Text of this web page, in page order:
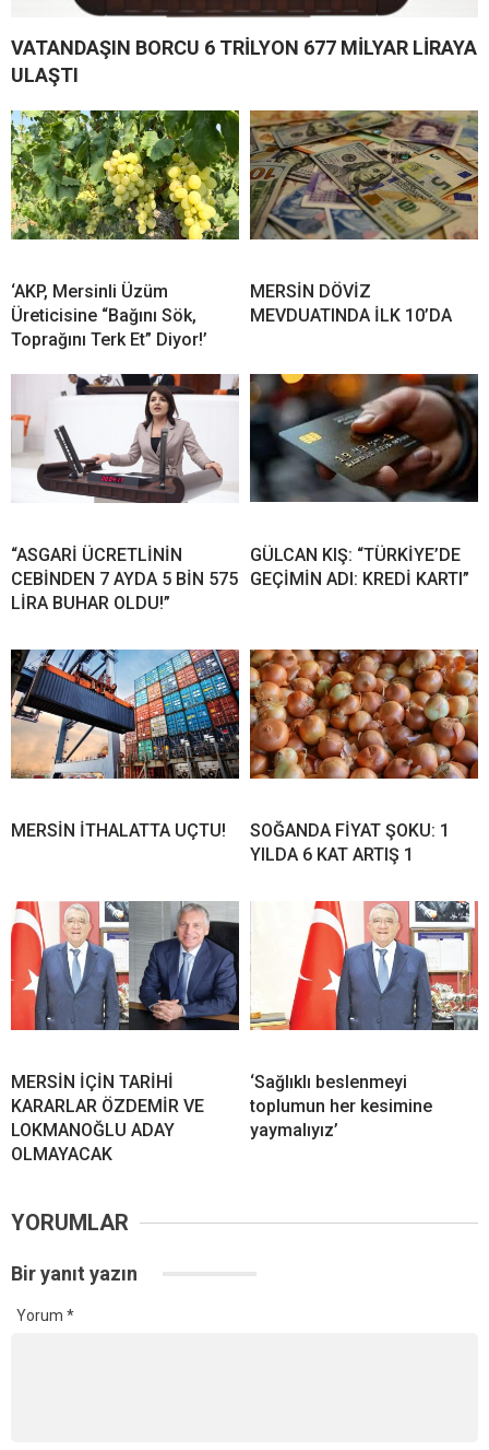
VATANDAŞIN BORCU 6 TRİLYON 677 MİLYAR LİRAYA
ULAŞTI
‘AKP, Mersinli Üzüm
Üreticisine “Bağını Sök,
Toprağını Terk Et” Diyor!’
MERSİN DÖVİZ
MEVDUATINDA İLK 10’DA
“ASGARİ ÜCRETLİNİN
CEBİNDEN 7 AYDA 5 BİN 575
LİRA BUHAR OLDU!”
GÜLCAN KIŞ: “TÜRKİYE’DE
GEÇİMİN ADI: KREDİ KARTI”
MERSİN İTHALATTA UÇTU!
SOĞANDA FİYAT ŞOKU: 1
YILDA 6 KAT ARTIŞ 1
MERSİN İÇİN TARİHİ
KARARLAR ÖZDEMİR VE
LOKMANOĞLU ADAY
OLMAYACAK
‘Sağlıklı beslenmeyi
toplumun her kesimine
yaymalıyız’
YORUMLAR
Bir yanıt yazın
Yorum *